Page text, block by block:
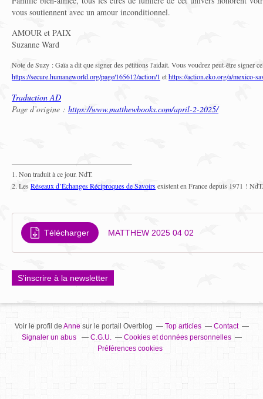
vous soutiennent avec un amour inconditionnel.
AMOUR et PAIX
Suzanne Ward
Note de Suzy : Gaïa a dit que signer des pétitions l'aidait. Vous voudrez peut-être signer
https://secure.humaneworld.org/page/165612/action/1 ethttps://action.eko.org/a/mexico-
Traduction AD
Page d’origine : https://www.matthewbooks.com/april-2-2025/
1. Non traduit à ce jour. NdT.
2. Les Réseaux d’Échanges Réciproques de Savoirsexistent en France depuis 1971 ! NdT.
Télécharger MATTHEW 2025 04 02
S'inscrire à la newsletter
Voir le profil de Annesur le portail Overblog Top articles
Contact
Signaler un abus
C.G.U.
Cookies et données personnelles
Préférences cookies